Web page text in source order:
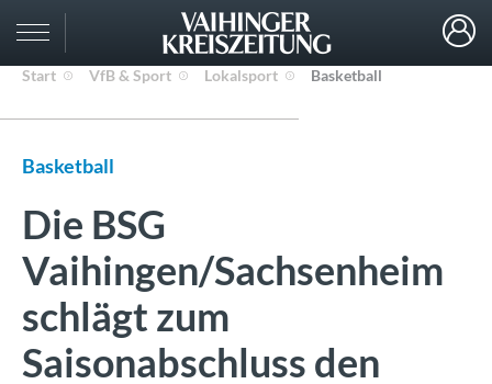
Start VfB & Sport Lokalsport Basketball
Basketball
Die BSG
Vaihingen/Sachsenheim
schlägt zum
Saisonabschluss den